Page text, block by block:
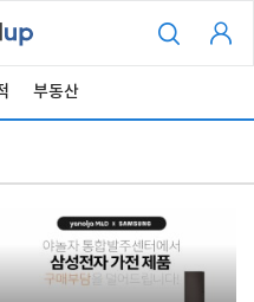
부동산